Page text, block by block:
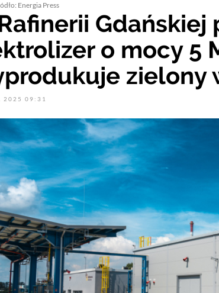
Energia Press
Gdańskiej
o mocy 5
zielony
2025 09:31